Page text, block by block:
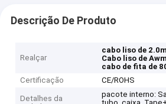
Descrição De Produto
Realçar
cabo liso de
Cabo liso de
cabo de fita de
Certificação
CE/ROHS
Detalhes da
pacote interno: